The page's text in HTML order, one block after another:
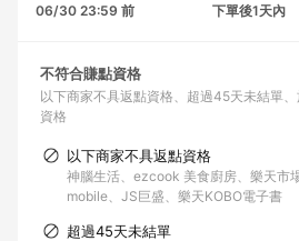
06/30 23:59 前
下單後1天內
不符合賺點資格
以下商家不具返點資格 超過45天未結單
資格
以下商家不具返點資格
神腦生活、ezcook 美食廚房、樂天市
mobile、JS巨盛、樂天KOBO電子書
超過45天未結單